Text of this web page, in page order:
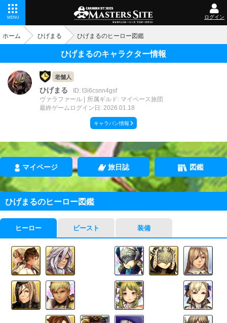
MENU ログイン
ホーム ひげまる ひげまるのヒーロー図鑑
ひげまるのキャラクター情報
老舗人
ひげまる
ID: t3i6csnn4gsf
ヴァラファール
所属ギルド: マイペース旅団
最終ゲームログイン日: 2026.01.18
キャラバン情報
マイページ 旅日誌 図鑑
ひげまるのヒーロー図鑑
ヒーロー ビースト 装備